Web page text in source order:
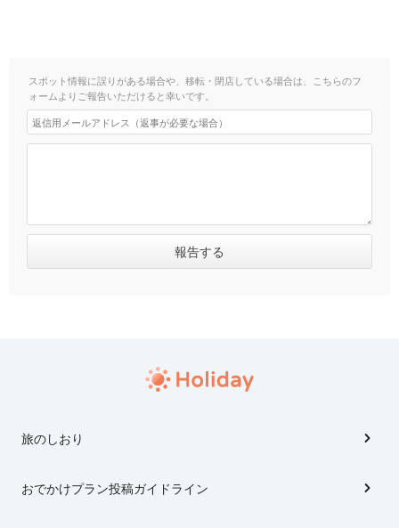
スポット情報に誤りがある場合や、移転・閉店している場合は、こちらのフ
ォームよりご報告いただけると幸いです。
旅のしおり
おでかけプラン投稿ガイドライン